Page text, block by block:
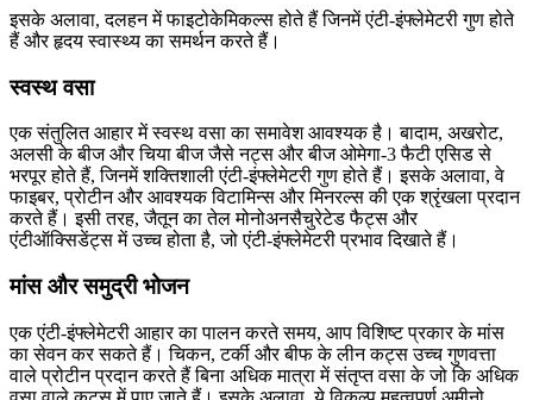
इसके अलावा, दलहन में फाइटोकेमिकल्स होते हैं जिनमें एंटी-इंफ्लेमेटरी गुण होते
हैं और हृदय स्वास्थ्य का समर्थन करते हैं।
स्वस्थ वसा
एक संतुलित आहार में स्वस्थ वसा का समावेश आवश्यक है। बादाम, अखरोट,
अलसी के बीज और चिया बीज जैसे नट्स और बीज ओमेगा-3 फैटी एसिड से
भरपूर होते हैं, जिनमें शक्तिशाली एंटी-इंफ्लेमेटरी गुण होते हैं। इसके अलावा, वे
फाइबर, प्रोटीन और आवश्यक विटामिन्स और मिनरल्स की एक श्रृंखला प्रदान
करते हैं। इसी तरह, जैतून का तेल मोनोअनसैचुरेटेड फैट्स और
एंटीऑक्सिडेंट्स में उच्च होता है, जो एंटी-इंफ्लेमेटरी प्रभाव दिखाते हैं।
मांस और समुद्री भोजन
एक एंटी-इंफ्लेमेटरी आहार का पालन करते समय, आप विशिष्ट प्रकार के मांस
का सेवन कर सकते हैं। चिकन, टर्की और बीफ के लीन कट्स उच्च गुणवत्ता
वाले प्रोटीन प्रदान करते हैं बिना अधिक मात्रा में संतृप्त वसा के जो कि अधिक